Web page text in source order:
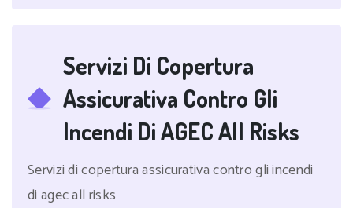
Servizi Di Copertura
Assicurativa Contro Gli
Incendi Di AGEC All Risks
Servizi di copertura assicurativa contro gli incendi
di agec all risks